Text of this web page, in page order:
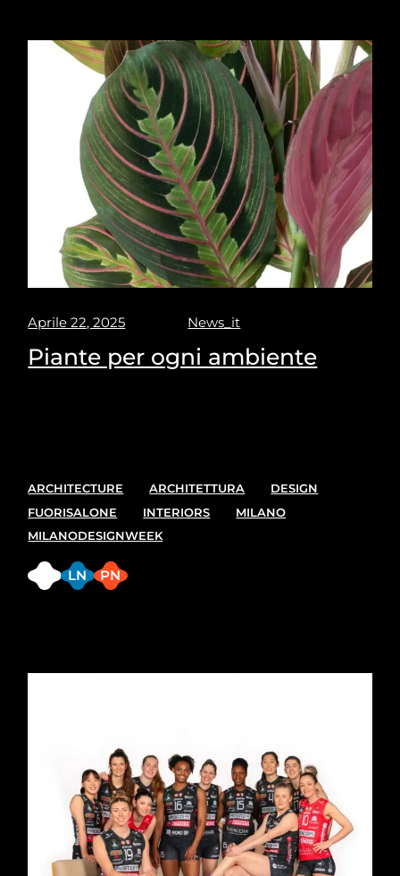
Aprile 22, 2025 News_it
Piante per ogni ambiente
ARCHITECTURE ARCHITETTURA
DESIGN
FUORISALONE
INTERIORS
MILANO
MILANODESIGNWEEK
LN PN